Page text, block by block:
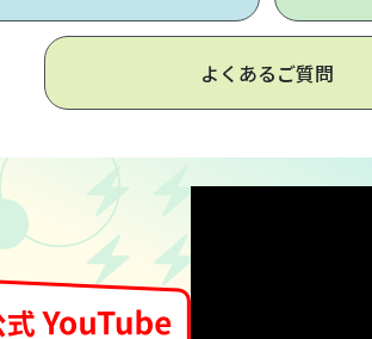
よくあるご質問